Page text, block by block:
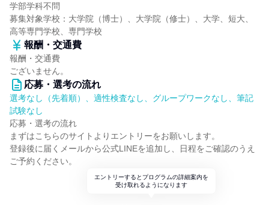
学部学科不問
募集対象学校：大学院（博士）、大学院（修士）、大学、短大、
高等専門学校、専門学校
報酬・交通費
報酬・交通費
ございません。
応募・選考の流れ
選考なし（先着順）、適性検査なし、グループワークなし、筆記
試験なし
応募・選考の流れ
まずはこちらのサイトよりエントリーをお願いします。
登録後に届くメールから公式LINEを追加し、日程をご確認のうえ
ご予約ください。
エントリーするとプログラムの詳細案内を
受け取れるようになります